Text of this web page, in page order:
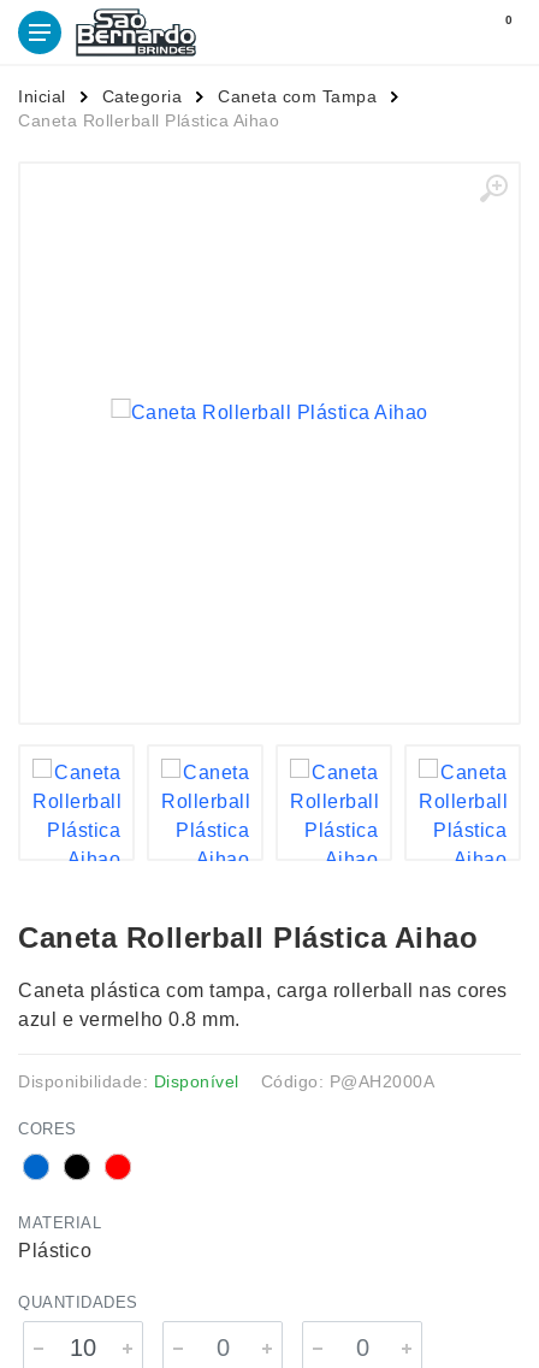
0
Inicial Categoria
Caneta com Tampa
Caneta Rollerball Plástica Aihao
Caneta Rollerball Plástica Aihao
Caneta plástica com tampa, carga rollerball nas cores
azul e vermelho 0.8 mm.
Disponibilidade: Disponível Código: P@AH2000A
CORES
MATERIAL
Plástico
QUANTIDADES